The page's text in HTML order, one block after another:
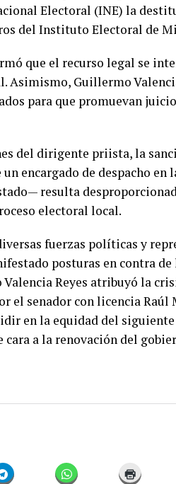
Electoral (INE) la
del Instituto Electoral de
que el recurso legal se
Asimismo, Guillermo
para que promuevan
del dirigente priista, la
encargado de despacho
resulta
electoral local.
fuerzas políticas y
posturas en contra
Reyes atribuyó la
el senador con licencia Raúl
en la equidad del
a la renovación del